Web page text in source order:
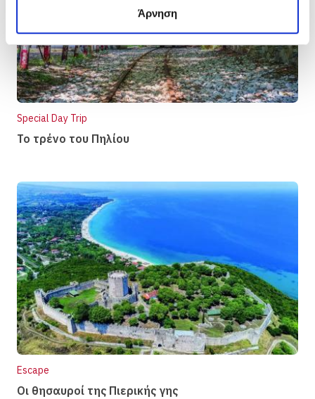
Άρνηση
Special Day Trip
Το τρένο του Πηλίου
Escape
Οι θησαυροί της Πιερικής γης